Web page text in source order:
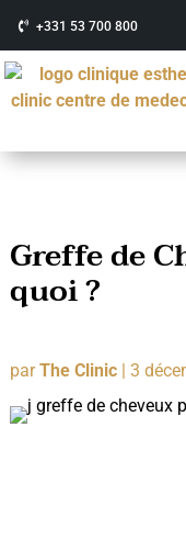
+331 53 700 800
Greffe de
quoi ?
parThe Clinic| 3